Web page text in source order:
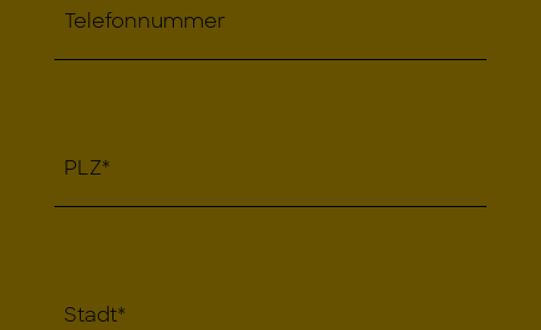
Telefonnummer
PLZ*
Stadt*